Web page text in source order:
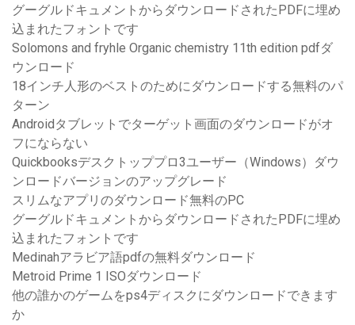
グーグルドキュメントからダウンロードされたPDFに埋め
込まれたフォントです
Solomons and fryhle Organic chemistry 11th edition pdfダ
ウンロード
18インチ人形のベストのためにダウンロードする無料のパ
ターン
Androidタブレットでターゲット画面のダウンロードがオ
フにならない
Quickbooksデスクトッププロ3ユーザー（Windows）ダウ
ンロードバージョンのアップグレード
スリムなアプリのダウンロード無料のPC
グーグルドキュメントからダウンロードされたPDFに埋め
込まれたフォントです
Medinahアラビア語pdfの無料ダウンロード
Metroid Prime 1 ISOダウンロード
他の誰かのゲームをps4ディスクにダウンロードできます
か